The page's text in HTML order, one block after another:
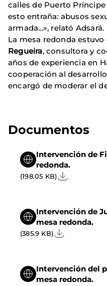
calles de Puerto
esto entraña: abusos
armada...», relató Adsará.
La mesa redonda
Regueira, consultora y
años de experiencia en
cooperación al
encargó de moderar el
Documentos
Intervención de
redonda.
(198.05 KB)
Intervención de
mesa redonda.
(385.9 KB)
Intervención del
mesa redonda.